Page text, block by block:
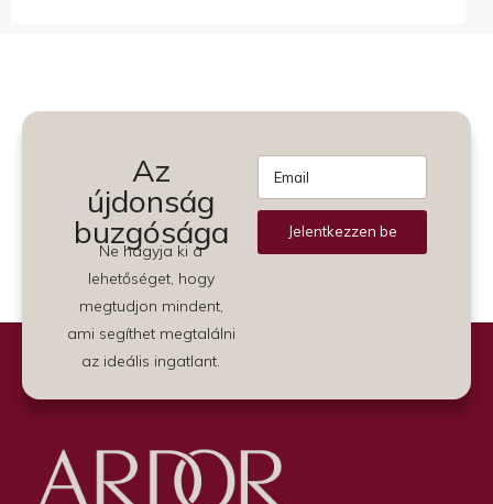
Az
újdonság
buzgósága
Ne hagyja ki a
lehetőséget, hogy
megtudjon mindent,
ami segíthet megtalálni
az ideális ingatlant.
Jelentkezzen be